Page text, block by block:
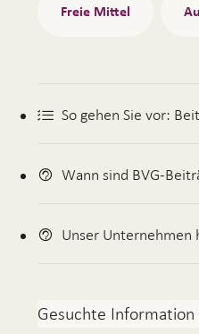
Freie Mittel
So gehen Sie vor:
Wann sind BVG-
Unser Unternehmen
Gesuchte